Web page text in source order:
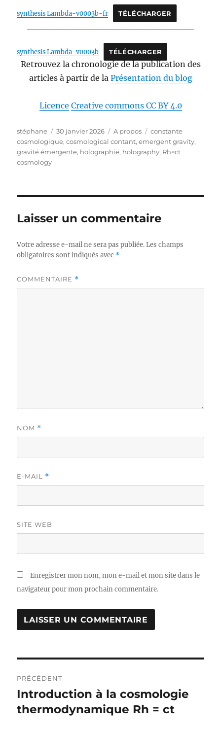
synthesis Lambda-v0003b-fr TÉLÉCHARGER
synthesis Lambda-v0003b TÉLÉCHARGER
Retrouvez la chronologie de la publication des
articles à partir de la Présentation du blog
Licence Creative commons CC BY 4.0
Auteur
stéphane
Publié
le
30 janvier 2026 Catégories
A propos Étiquettes
constante
cosmologique,cosmological contant,emergent gravity,
gravité émergente, holographie, holography, Rh=ct
cosmology
Laisser un commentaire
Votre adresse e-mail ne sera pas publiée. Les champs
obligatoires sont indiqués avec *
COMMENTAIRE *
NOM *
E-MAIL *
SITE WEB
Enregistrer mon nom, mon e-mail et mon site dans le
navigateur pour mon prochain commentaire.
de
l’article
PRÉCÉDENT
Publication
précédente :
Introduction à la cosmologie
thermodynamique Rh = ct